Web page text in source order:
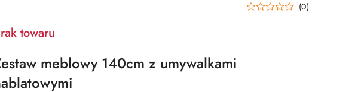
(0)
towaru
meblowy 140cm z umywalkami